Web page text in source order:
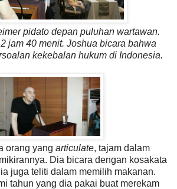
pidato depan puluhan wartawan.
jam 40 menit. Joshua bicara bahwa
kekebalan hukum di Indonesia.
orang yang articulate, tajam dalam
Dia bicara dengan kosakata
juga teliti dalam memilih makanan.
tahun yang dia pakai buat merekam